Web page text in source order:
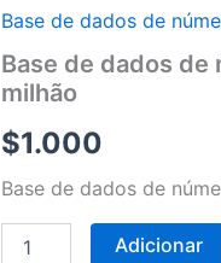
Base de dados de
Base de dados de
milhão
$1.000
Base de dados de
de
de
números
telefone
de
Cabo
milhão
Adicionar